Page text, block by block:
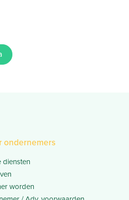
ondernemers
diensten
worden